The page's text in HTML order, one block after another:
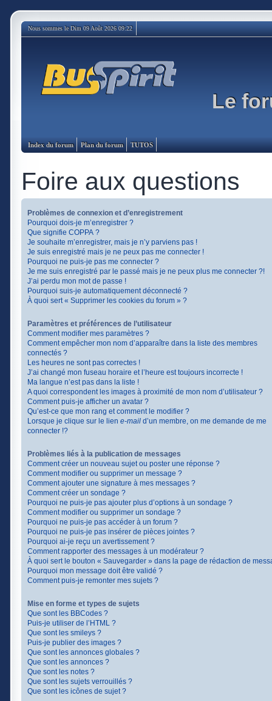
Nous sommes le Dim 09 Août 2026 09:22
Le
Index du forum Plan du forum TUTOS
Foire aux questions
Problèmes de connexion et d’enregistrement
Pourquoi dois-je m’enregistrer ?
Que signifie COPPA ?
Je souhaite m’enregistrer, mais je n’y parviens pas !
Je suis enregistré mais je ne peux pas me connecter !
Pourquoi ne puis-je pas me connecter ?
Je me suis enregistré par le passé mais je ne peux plus me connecter ?!
J’ai perdu mon mot de passe !
Pourquoi suis-je automatiquement déconnecté ?
À quoi sert « Supprimer les cookies du forum » ?
Paramètres et préférences de l’utilisateur
Comment modifier mes paramètres ?
Comment empêcher mon nom d’apparaître dans la liste des membres
connectés ?
Les heures ne sont pas correctes !
J’ai changé mon fuseau horaire et l’heure est toujours incorrecte !
Ma langue n’est pas dans la liste !
A quoi correspondent les images à proximité de mon nom d’utilisateur ?
Comment puis-je afficher un avatar ?
Qu’est-ce que mon rang et comment le modifier ?
Lorsque je clique sur le lien e-mail d’un membre, on me demande de me
connecter !?
Problèmes liés à la publication de messages
Comment créer un nouveau sujet ou poster une réponse ?
Comment modifier ou supprimer un message ?
Comment ajouter une signature à mes messages ?
Comment créer un sondage ?
Pourquoi ne puis-je pas ajouter plus d’options à un sondage ?
Comment modifier ou supprimer un sondage ?
Pourquoi ne puis-je pas accéder à un forum ?
Pourquoi ne puis-je pas insérer de pièces jointes ?
Pourquoi ai-je reçu un avertissement ?
Comment rapporter des messages à un modérateur ?
À quoi sert le bouton « Sauvegarder » dans la page de rédaction de
Pourquoi mon message doit être validé ?
Comment puis-je remonter mes sujets ?
Mise en forme et types de sujets
Que sont les BBCodes ?
Puis-je utiliser de l’HTML ?
Que sont les smileys ?
Puis-je publier des images ?
Que sont les annonces globales ?
Que sont les annonces ?
Que sont les notes ?
Que sont les sujets verrouillés ?
Que sont les icônes de sujet ?